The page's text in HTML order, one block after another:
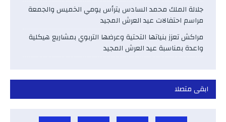
جلالة الملك محمد السادس يترأس يومي الخميس والجمعة
مراسم احتفالات عيد العرش المجيد
مراكش تعزز بنياتها التحتية وعرضها التربوي بمشاريع هيكلية
واعدة بمناسبة عيد العرش المجيد
ابقى متصلا